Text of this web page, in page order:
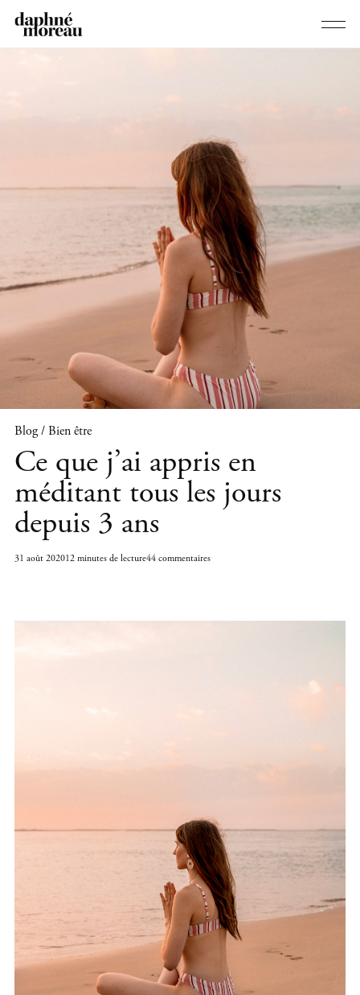
Blog / Bien être
Ce que j’ai appris en
méditant tous les jours
depuis 3 ans
31 août 202012 minutes de lecture44 commentaires